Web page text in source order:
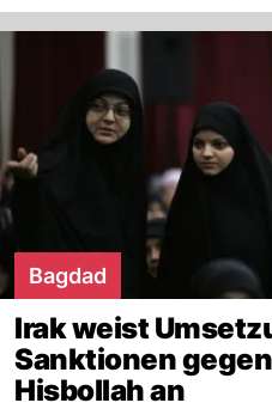
Bagdad
Irak weist
Sanktionen
Hisbollah an